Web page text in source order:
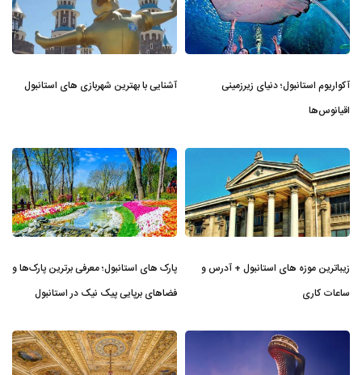
آکواریوم استانبول؛ دنیای زیرزمینی
اقیانوس‌ها
آشنایی با بهترین شهربازی های استانبول
زیباترین موزه‌ های استانبول + آدرس و
ساعات کاری
پارک های استانبول؛ معرفی برترین پارک‌ها و
فضاهای برپایی پیک نیک در استانبول